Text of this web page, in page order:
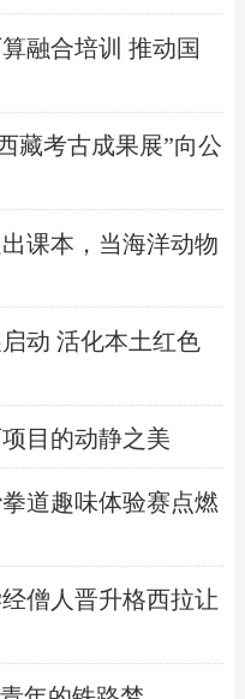
融合培训 推动国
藏考古成果展”向公
课本，当海洋动物
动 活化本土红色
目的动静之美
道趣味体验赛点燃
僧人晋升格西拉让